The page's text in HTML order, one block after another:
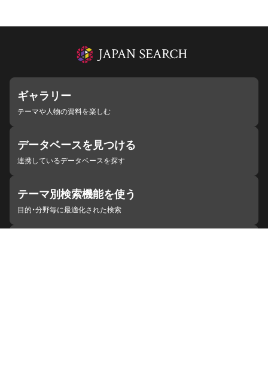
ギャラリー
テーマや人物の資料を楽しむ
データベースを見つける
連携しているデータベースを探す
テーマ別検索機能を使う
目的・分野毎に最適化された検索